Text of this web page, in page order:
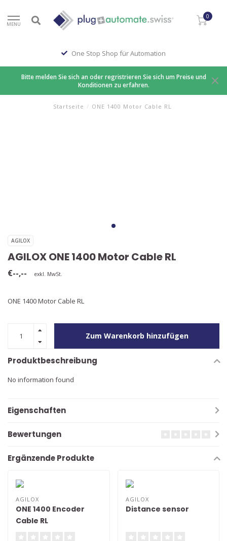
MENU
0
One Stop Shop für Automation
Bitte melden Sie sich an oder regristrieren Sie sich um Preise und
Konditionen zu erfahren.
Startseite / ONE 1400 Motor Cable RL
AGILOX
AGILOX ONE 1400 Motor Cable RL
€--,-- exkl. MwSt.
ONE 1400 Motor Cable RL
Zum Warenkorb hinzufügen
Produktbeschreibung
No information found
Eigenschaften
Bewertungen
Ergänzende Produkte
AGILOX
ONE 1400 Encoder
Cable RL
AGILOX
Distance sensor